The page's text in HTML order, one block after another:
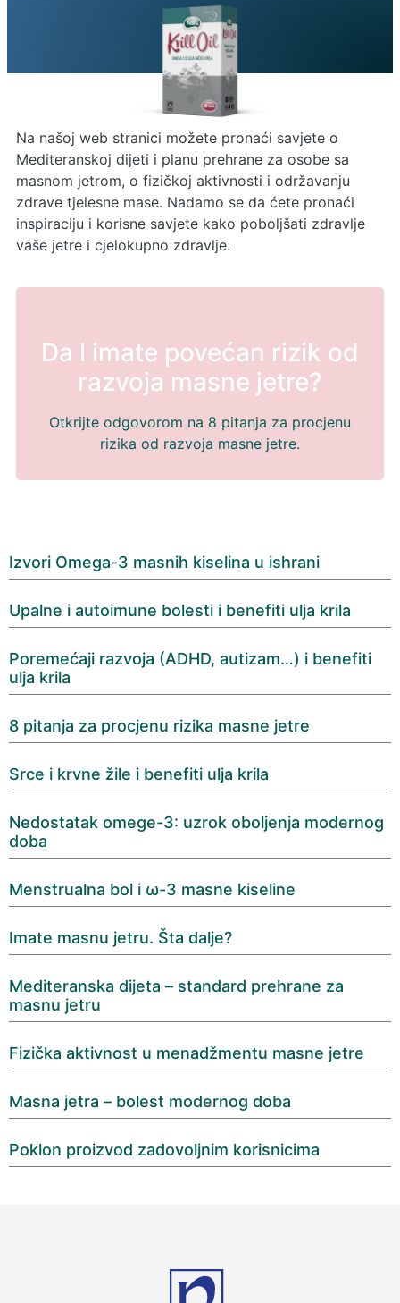
Na našoj web stranici možete pronaći savjete o
Mediteranskoj dijeti i planu prehrane za osobe sa
masnom jetrom, o fizičkoj aktivnosti i održavanju
zdrave tjelesne mase. Nadamo se da ćete pronaći
inspiraciju i korisne savjete kako poboljšati zdravlje
vaše jetre i cjelokupno zdravlje.
Da l imate povećan rizik od
razvoja masne jetre?
Otkrijte odgovorom na 8 pitanja za procjenu
rizika od razvoja masne jetre.
Izvori Omega-3 masnih kiselina u ishrani
Upalne i autoimune bolesti i benefiti ulja krila
Poremećaji razvoja (ADHD, autizam…) i benefiti
ulja krila
8 pitanja za procjenu rizika masne jetre
Srce i krvne žile i benefiti ulja krila
Nedostatak omege-3: uzrok oboljenja modernog
doba
Menstrualna bol i ω-3 masne kiseline
Imate masnu jetru. Šta dalje?
Mediteranska dijeta – standard prehrane za
masnu jetru
Fizička aktivnost u menadžmentu masne jetre
Masna jetra – bolest modernog doba
Poklon proizvod zadovoljnim korisnicima